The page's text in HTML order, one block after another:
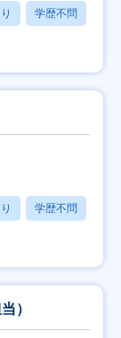
学歴不問
学歴不問
）